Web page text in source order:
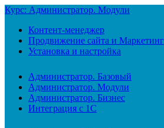
Курс: Администратор. Модули
Контент-менеджер
Продвижение сайта и Маркетинг
Установка и настройка
Администратор. Базовый
Администратор. Модули
Администратор. Бизнес
Интеграция с 1С